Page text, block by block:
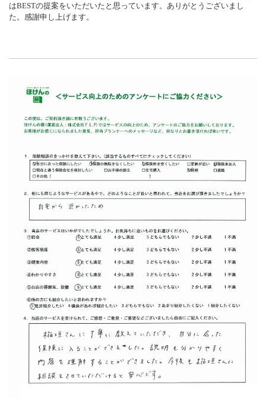
はBESTの提案をいただいたと思っています。ありがとうございまし
た。感謝申し上げます。